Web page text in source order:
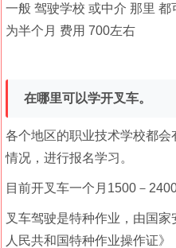
一般 驾驶学校 或中介 那里
为半个月 费用 700左右
在哪里可以学开叉车。
各个地区的职业技术学校都
情况，进行报名学习。
目前开叉车一个月1500－2400
叉车驾驶是特种作业，由国
人民共和国特种作业操作证